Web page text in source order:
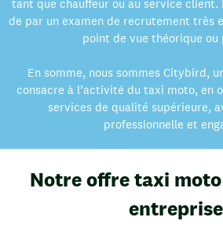
tant que chauffeur ou au service client.
de par un examen de recrutement très
point de vue théorique ou
En somme, nous sommes Citybird,
consacre à l’activité du taxi moto, en
services de qualité supérieure,
professionnelle et
Notre offre taxi
entreprise